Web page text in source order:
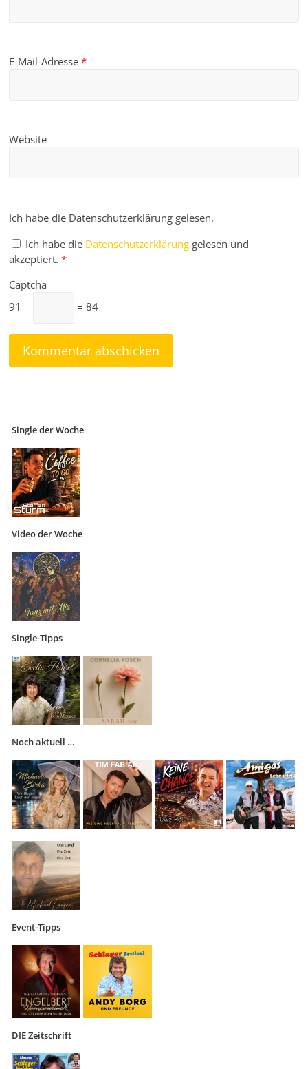
E-Mail-Adresse*
Website
Ich habe die Datenschutzerklärung gelesen.
Ich habe die Datenschutzerklärung gelesen und
akzeptiert. *
Captcha
91 −
= 84
Single der Woche
Video der Woche
Single-Tipps
Noch aktuell …
Event-Tipps
DIE Zeitschrift